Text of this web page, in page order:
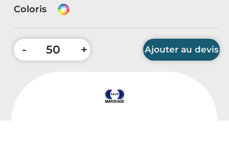
Sports, loisirs & jouets
Accessoires Auto & Vélo
PLV & Mobiliers Pub
Coloris
- + Ajouter au devis